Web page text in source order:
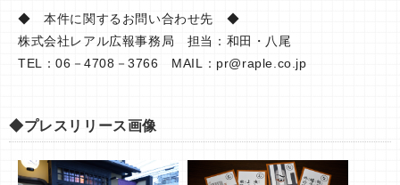
◆ 本件に関するお問い合わせ先 ◆
株式会社レアル広報事務局 担当：和田・八尾
TEL：06－4708－3766 MAIL： pr@raple.co.jp
◆プレスリリース画像